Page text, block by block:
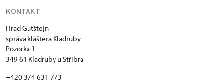
KONTAKT
Hrad Gutštejn
správa kláštera Kladruby
Pozorka 1
349 61 Kladruby u Stříbra
+420 374 631 773